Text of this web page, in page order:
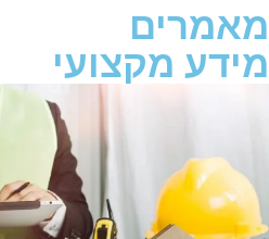
מאמרים
מידע מקצועי